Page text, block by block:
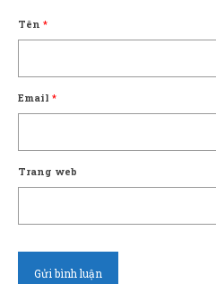
Tên *
Email *
Trang web